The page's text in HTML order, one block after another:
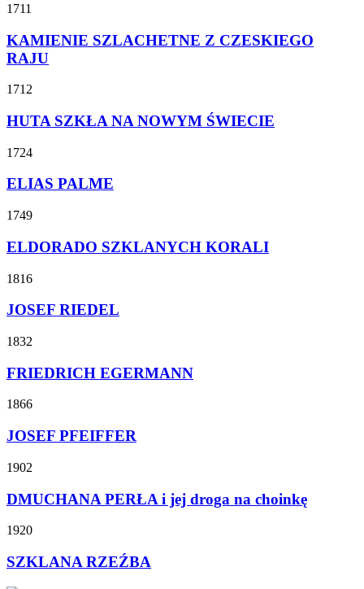
1711
KAMIENIE SZLACHETNE Z CZESKIEGO
RAJU
1712
HUTA SZKŁA NA NOWYM ŚWIECIE
1724
ELIAS PALME
1749
ELDORADO SZKLANYCH KORALI
1816
JOSEF RIEDEL
1832
FRIEDRICH EGERMANN
1866
JOSEF PFEIFFER
1902
DMUCHANA PERŁA i jej droga na choinkę
1920
SZKLANA RZEŹBA